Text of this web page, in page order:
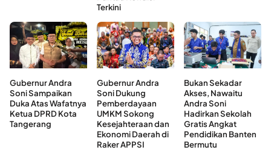
Terkini
Gubernur Andra
Soni Sampaikan
Duka Atas Wafatnya
Ketua DPRD Kota
Tangerang
Gubernur Andra
Soni Dukung
Pemberdayaan
UMKM Sokong
Kesejahteraan dan
Ekonomi Daerah di
Raker APPSI
Bukan Sekadar
Akses, Nawaitu
Andra Soni
Hadirkan Sekolah
Gratis Angkat
Pendidikan Banten
Bermutu